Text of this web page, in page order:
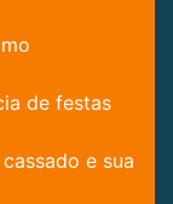
de festas
e sua